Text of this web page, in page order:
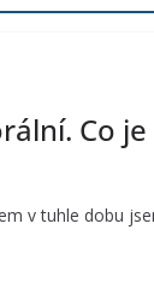
Co
v tuhle dobu